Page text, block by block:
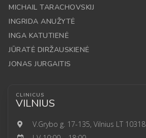
MICHAIL TARACHOVSKIJ
INGRIDA ANUŽYTĖ
INGA KATUTIENĖ
JŪRATĖ DIRŽAUSKIENĖ
JONAS JURGAITIS
CLINICUS
VILNIUS
V.Grybo g. 17-135, Vilnius LT 10318